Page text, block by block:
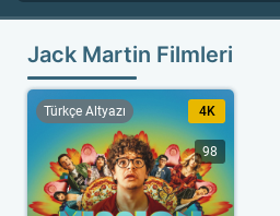
Jack Martin Filmleri
Türkçe Altyazı 4K
98